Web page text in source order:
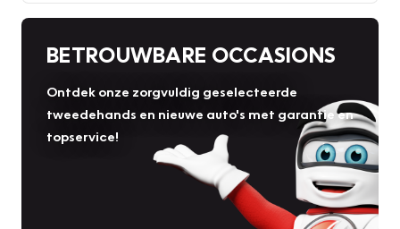
BETROUWBARE OCCASIONS
Ontdek onze zorgvuldig geselecteerde
tweedehands en nieuwe auto's met garantie en
topservice!